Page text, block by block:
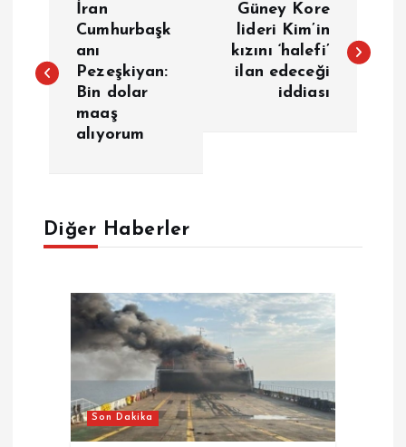
z
e
z
İran
Cumhurbaşk
anı
Pezeşkiyan:
Bin dolar
maaş
alıyorum
Güney Kore
lideri Kim’in
kızını ‘halefi’
ilan edeceği
iddiası
Diğer Haberler
Son Dakika